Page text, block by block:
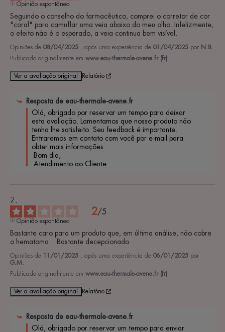
Opinião espontânea
Seguindo o conselho do farmacêutico, comprei o corretor de cor
"coral" para camuflar uma veia abaixo do meu olho. Infelizmente,
o efeito não é o esperado, a veia continua bem visível.
Opiniões de 08/04/2025 , após uma experiência de 01/04/2025 por N.B.
Publicado originalmente em www.eau-thermale-avene.fr (fr)
Ver a avaliação original Relatório
Resposta de eau-thermale-avene.fr
Olá, obrigado por reservar um tempo para deixar
esta avaliação. Lamentamos que nosso produto não
tenha lhe satisfeito. Seu feedback é importante.
Entraremos em contato com você por e-mail para
obter mais informações.
Atendimento ao Cliente
2/5
Opinião espontânea
Bastante caro para um produto que, em última análise, não cobre
o hematoma... Bastante decepcionado
Opiniões de 11/01/2025 , após uma experiência de 06/01/2025 por
G.M.
Publicado originalmente em www.eau-thermale-avene.fr (fr)
Ver a avaliação original Relatório
Resposta de eau-thermale-avene.fr
Olá, obrigado por reservar um tempo para enviar